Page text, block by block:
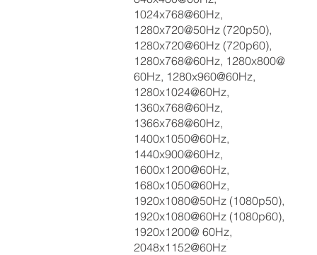
1024x768@60Hz,
1280x720@50Hz (720p50),
1280x720@60Hz (720p60),
1280x768@60Hz, 1280x800@
60Hz, 1280x960@60Hz,
1280x1024@60Hz,
1360x768@60Hz,
1366x768@60Hz,
1400x1050@60Hz,
1440x900@60Hz,
1600x1200@60Hz,
1680x1050@60Hz,
1920x1080@50Hz (1080p50),
1920x1080@60Hz (1080p60),
1920x1200@ 60Hz,
2048x1152@60Hz